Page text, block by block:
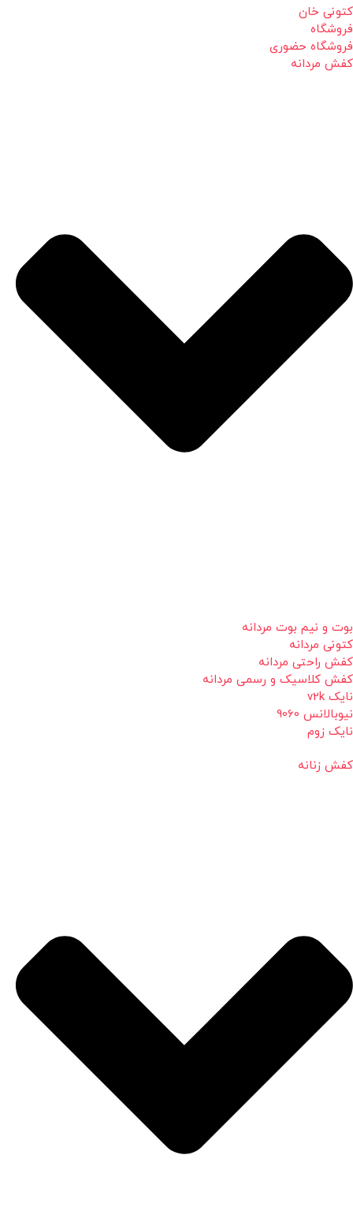
کتونی خان
فروشگاه
فروشگاه حضوری
کفش مردانه
بوت و نیم بوت مردانه
کتونی مردانه
کفش راحتی مردانه
کفش کلاسیک و رسمی مردانه
نایک v2k
نیوبالانس 9060
نایک زوم
کفش زنانه